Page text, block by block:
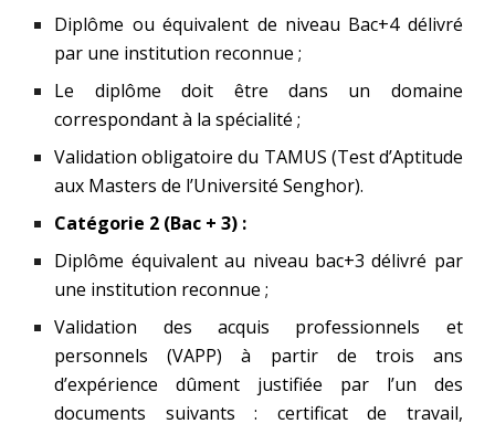
Diplôme ou équivalent de niveau Bac+4 délivré
par une institution reconnue ;
Le diplôme doit être dans un domaine
correspondant à la spécialité ;
Validation obligatoire du TAMUS (Test d’Aptitude
aux Masters de l’Université Senghor).
Catégorie 2 (Bac + 3) :
Diplôme équivalent au niveau bac+3 délivré par
une institution reconnue ;
Validation des acquis professionnels et
personnels (VAPP) à partir de trois ans
d’expérience dûment justifiée par l’un des
documents suivants : certificat de travail,